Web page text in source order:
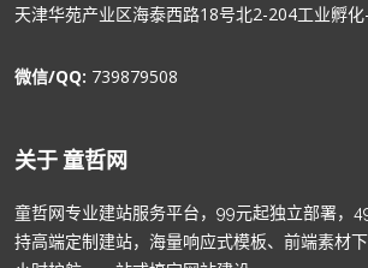
天津华苑产业区海泰西路18号北2-204工业孵化
微信/QQ: 739879508
关于 童哲网
童哲网专业建站服务平台，99元起独立部署，
持高端定制建站，海量响应式模板、前端素材